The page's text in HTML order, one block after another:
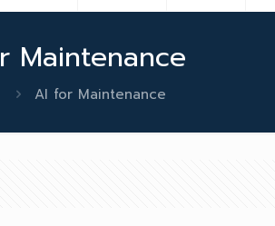
Maintenance
AI for Maintenance